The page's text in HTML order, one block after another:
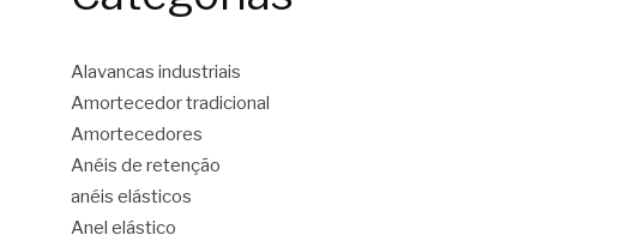
Alavancas industriais
Amortecedor tradicional
Amortecedores
Anéis de retenção
anéis elásticos
Anel elástico